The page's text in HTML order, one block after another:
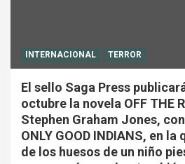
INTERNACIONAL TERROR
El sello Saga Press
octubre la novela OFF THE
Stephen Graham Jones,
ONLY GOOD INDIANS, en
de los huesos de un niño